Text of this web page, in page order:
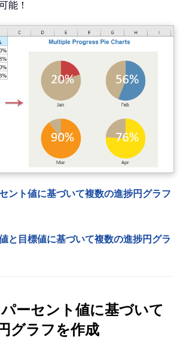
能！
ント値に基づいて複数の進捗円グラフ
と目標値に基づいて複数の進捗円グラ
ーセント値に基づいて
グラフを作成